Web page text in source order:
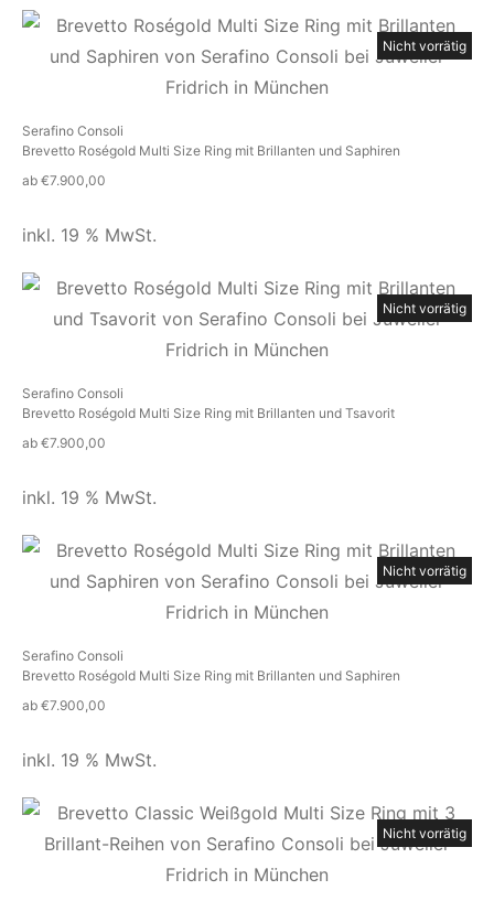
Nicht vorrätig
Serafino Consoli
Brevetto Roségold Multi Size Ring mit Brillanten und Saphiren
ab €7.900,00
inkl. 19 % MwSt.
Nicht vorrätig
Serafino Consoli
Brevetto Roségold Multi Size Ring mit Brillanten und Tsavorit
ab €7.900,00
inkl. 19 % MwSt.
Nicht vorrätig
Serafino Consoli
Brevetto Roségold Multi Size Ring mit Brillanten und Saphiren
ab €7.900,00
inkl. 19 % MwSt.
Nicht vorrätig